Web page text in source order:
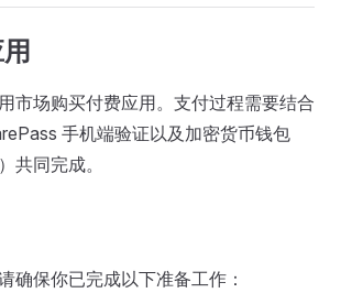
市场购买付费应用。支付过程需要结合
手机端验证以及加密货币钱包
共同完成。
确保你已完成以下准备工作：